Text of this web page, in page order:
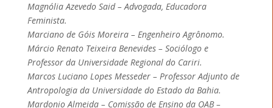
Magnólia Azevedo Said – Advogada, Educadora
Feminista.
Marciano de Góis Moreira – Engenheiro Agrônomo.
Márcio Renato Teixeira Benevides – Sociólogo e
Professor da Universidade Regional do Cariri.
Marcos Luciano Lopes Messeder – Professor Adjunto de
Antropologia da Universidade do Estado da Bahia.
Mardonio Almeida – Comissão de Ensino da OAB –